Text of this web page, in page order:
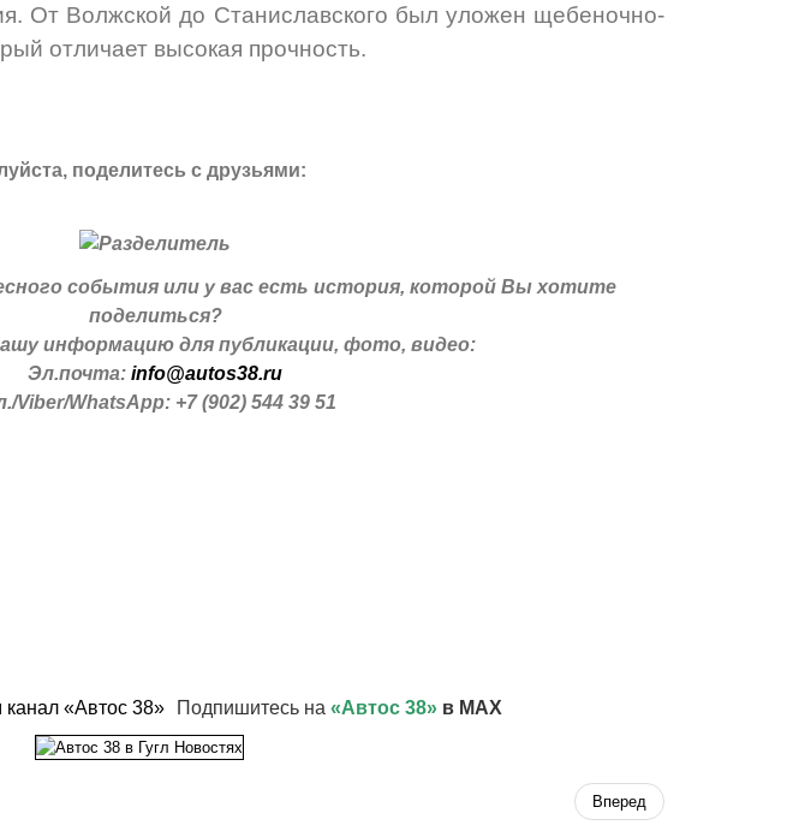
От Волжской до Станиславского был уложен щебеночно-
отличает высокая прочность.
поделитесь с друзьями:
события или у вас есть история, которой Вы хотите
поделиться?
информацию для публикации, фото, видео:
Эл.почта:info@autos38.ru
Viber/WhatsApp: +7 (902) 544 39 51
Подпишитесь на «Автос 38» в MAX
Вперед